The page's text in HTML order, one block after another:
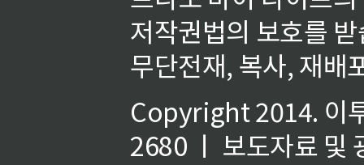
저작권법의 보호를
무단전재, 복사, 재배
Copyright 2014. 이
2680 ㅣ 보도자료